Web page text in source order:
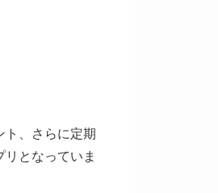
ト、さらに定期
となっていま